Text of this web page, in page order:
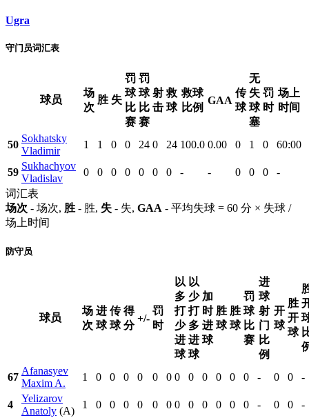
Ugra
守门员词汇表
球员
场
次
胜 失
罚
球
比
赛
罚
球
比
赛
射
击
救
球
救球
比例
GAA
传
球
无
失
球
塞
罚
时
场上
时间
50
Sokhatsky
Vladimir
1 1 0 0 24 0 24 100.0 0.00 0 1 0 60:00
59
Sukhachyov
Vladislav
0 0 0 0 0 0 0 - - 0 0 0
-
词汇表
场次 - 场次, 胜 - 胜, 失 - 失, GAA - 平均失球 = 60 分 × 失球 /
场上时间
防守员
球员
场
次
进
球
传
球
得
分
+/-
罚
时
以
多
打
少
进
球
以
少
打
多
进
球
加
时
进
球
胜
球
胜
球
罚
球
比
赛
进
球
射
门
比
例
开
球
胜
开
球
67
Afanasyev
Maxim A.
1 0 0 0 0 0 0 0 0 0 0 0 0 - 0 0 -
4
Yelizarov
Anatoly (A)
1 0 0 0 0 0 0 0 0 0 0 0 0 - 0 0 -